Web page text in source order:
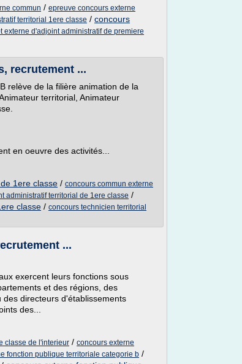
commun / epreuve concours externe
territorial 1ere classe / concours
externe d'adjoint administratif de premiere
recrutement ...
relève de la filière animation de la
territorial, Animateur
en oeuvre des activités...
1ere classe / concours commun externe
administratif territorial de 1ere classe /
classe / concours technicien territorial
...
exercent leurs fonctions sous
et des régions, des
directeurs d'établissements
des...
classe de l'interieur / concours externe
fonction publique territoriale categorie b /